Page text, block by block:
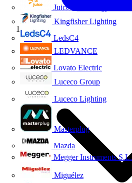
Juice Technology
Kingfisher Lighting
LedsC4
LEDVANCE
Lovato Electric
Luceco Group
Luceco Lighting
Masterplug
Mazda
Megger Instruments S.L.
Miguélez
Inicio